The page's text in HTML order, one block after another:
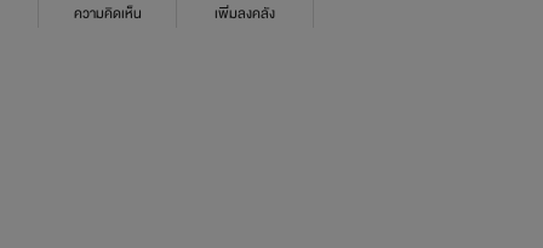
ความคิดเห็น เพิ่มลงคลัง